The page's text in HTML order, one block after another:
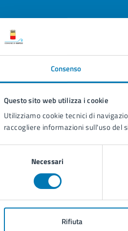
Consenso
Questo sito web utilizza i cookie
Utilizziamo cookie tecnici di
raccogliere informazioni sull'uso del
Necessari
Rifiuta
Leggi